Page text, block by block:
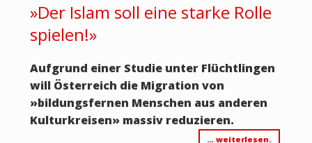
»Der Islam soll eine starke Rolle
spielen!»
Aufgrund einer Studie unter Flüchtlingen
will Österreich die Migration von
»bildungsfernen Menschen aus anderen
Kulturkreisen»massiv reduzieren.
… weiterlesen.